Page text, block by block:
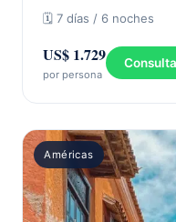
🗓 7 días / 6 noches
US$ 1.729
por persona
Américas